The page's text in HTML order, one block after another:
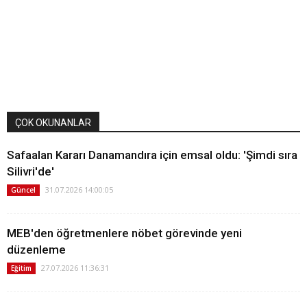
ÇOK OKUNANLAR
Safaalan Kararı Danamandıra için emsal oldu: 'Şimdi sıra
Silivri'de'
Güncel 31.07.2026 14:00:05
MEB'den öğretmenlere nöbet görevinde yeni
düzenleme
Eğitim 27.07.2026 11:36:31